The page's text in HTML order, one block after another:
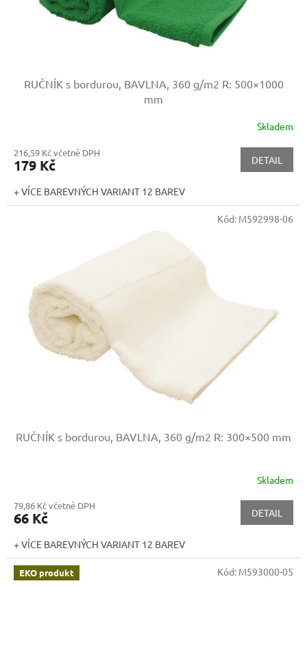
RUČNÍK s bordurou, BAVLNA, 360 g/m2 R: 500×1000
mm
Skladem
216,59 Kč včetně DPH
179 Kč DETAIL
+ VÍCE BAREVNÝCH VARIANT 12 BAREV
RUČNÍK s bordurou, BAVLNA, 360 g/m2 R: 300×500 mm
Skladem
79,86 Kč včetně DPH
66 Kč DETAIL
+ VÍCE BAREVNÝCH VARIANT 12 BAREV
Kód: M592998-06
EKO produkt Kód: M593000-05